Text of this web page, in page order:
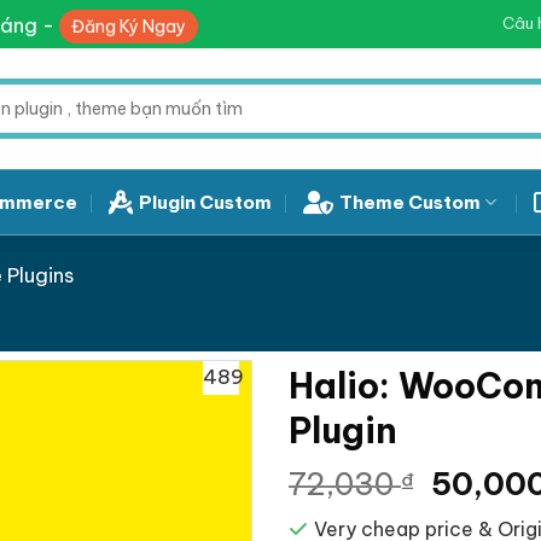
- Đăng Ký Ngay Câu
Plugin Custom Theme Custom
489
Halio:
Plugin
72,030₫ Giá
gốc
Very cheap price &